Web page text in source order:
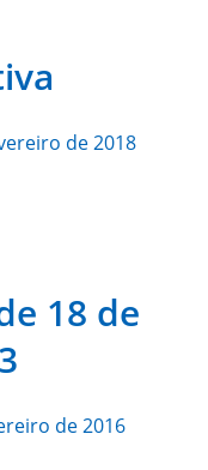
de 2018
18 de
de 2016